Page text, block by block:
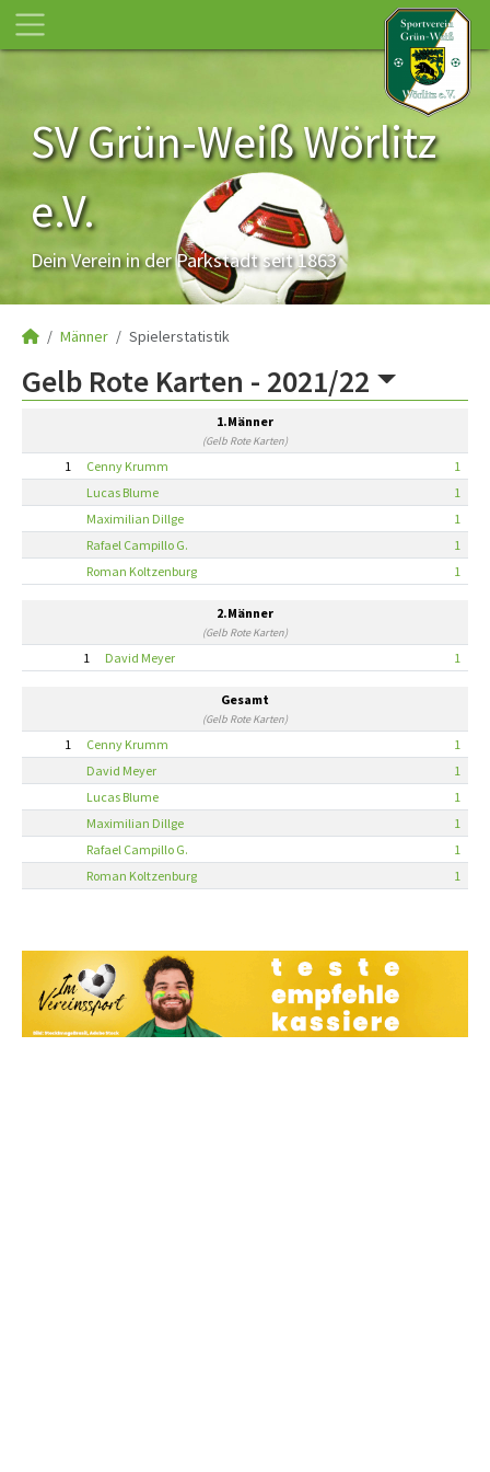
SV Grün-Weiß Wörlitz
e.V.
Dein Verein in der Parkstadt seit 1863
Männer Spielerstatistik
Gelb Rote Karten - 2021/22
1.Männer
(Gelb Rote Karten)
1 Cenny Krumm
1
Lucas Blume
1
Maximilian Dillge
1
Rafael Campillo G.
1
Roman Koltzenburg
1
2.Männer
(Gelb Rote Karten)
1 David Meyer 1
Gesamt
(Gelb Rote Karten)
1 Cenny Krumm
1
David Meyer
1
Lucas Blume
1
Maximilian Dillge
1
Rafael Campillo G.
1
Roman Koltzenburg
1